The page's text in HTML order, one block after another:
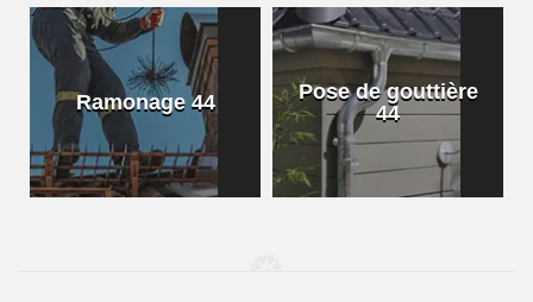
Ramonage 44
Pose de gouttière
44